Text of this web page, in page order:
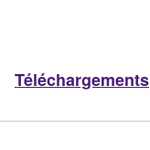
Téléchargements